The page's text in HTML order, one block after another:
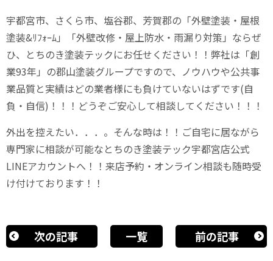
宇都宮市、さくら市、塩谷郡、芳賀郡の「外壁塗装・屋根
塗装&ﾘﾌｫｰﾑ」「外壁改修・屋上防水・雨漏り対策」ならぜ
ひ、とちのき塗装テックにお任せください！！弊社は「創
業93年」の郡山塗装グループですので、ノウハウや公共事
業品質と実績はどの業者様にも負けていないはずです(自
負・自信)！！！どうぞご安心して相談してください！！！
外出を控えたい．．．。そんな時は！！ご自宅に居ながら
専門家に相談が可能なとちのき塗装テック宇都宮店公式
LINEアカウントへ！！来店予約・オンライン相談も随時受
け付けております！！
次の記事 一覧 前の記事